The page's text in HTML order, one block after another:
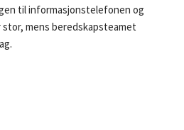
til informasjonstelefonen og
mens beredskapsteamet